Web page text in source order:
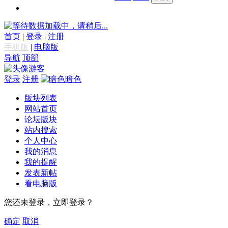
数据加载中，请稍后...
首页 | 登录 | 注册
手机版 | 电脑版
导航 顶部
游客
登录 注册 暗色
版块列表
网站首页
论坛版块
站内搜索
个人中心
我的消息
我的提醒
发表新帖
看电脑版
您还未登录，立即登录？
确定 取消